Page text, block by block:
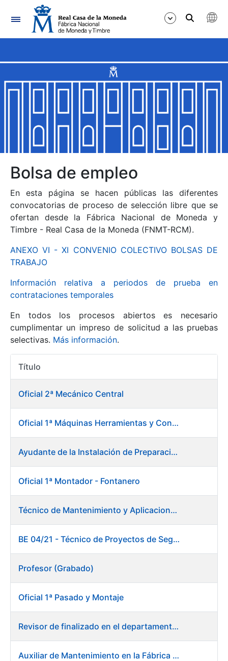
Navegación
Mostrar/Ocultar
Mostrar/Ocultar
Mostrar/Ocultar
Mostrar/Ocultar
Mostrar/Ocultar
Mostrar/Ocultar
Mostrar/Ocultar
Bolsa de empleo
En esta página se hacen públicas las diferentes
convocatorias de proceso de selección libre que se
ofertan desde la Fábrica Nacional de Moneda y
Timbre - Real Casa de la Moneda (FNMT-RCM).
ANEXO VI - XI CONVENIO COLECTIVO BOLSAS DE
TRABAJO
Información relativa a periodos de prueba en
contrataciones temporales
En todos los procesos abiertos es necesario
cumplimentar un impreso de solicitud a las pruebas
selectivas. Más información.
Título
Oficial 2ª Mecánico Central
Oficial 1ª Máquinas Herramientas y Control Numérico
Ayudante de la Instalación de Preparación de Pastas
Oficial 1ª Montador - Fontanero
Técnico de Mantenimiento y Aplicaciones Industriales
BE 04/21 - Técnico de Proyectos de Seguridad
Profesor (Grabado)
Oficial 1ª Pasado y Montaje
Revisor de finalizado en el departamento Fábrica de Papel - Burgos
Auxiliar de Mantenimiento en la Fábrica de Papel de Burgos